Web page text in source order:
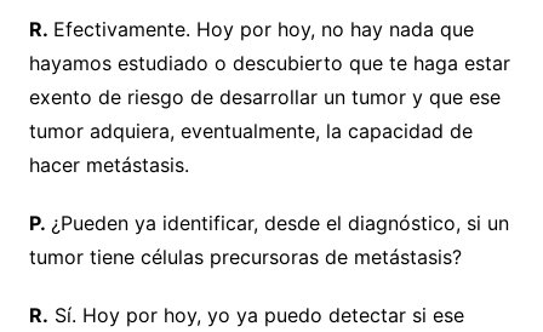
R. Efectivamente. Hoy por hoy, no hay nada que
hayamos estudiado o descubierto que te haga estar
exento de riesgo de desarrollar un tumor y que ese
tumor adquiera, eventualmente, la capacidad de
hacer metástasis.
P. ¿Pueden ya identificar, desde el diagnóstico, si un
tumor tiene células precursoras de metástasis?
R. Sí. Hoy por hoy, yo ya puedo detectar si ese